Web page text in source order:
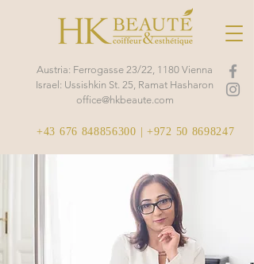
+43 676 848856300 |+972 50 8698247
Austria: Ferrogasse 23/22, 1180 Vienna
Israel: Ussishkin St. 25, Ramat Hasharon
office@hkbeaute.com